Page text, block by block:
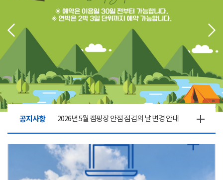
공지사항 2026년 5월 캠핑장 안점 점검의 날 변경 안내
캠핑장(9월1일~6일) 미운영 공지